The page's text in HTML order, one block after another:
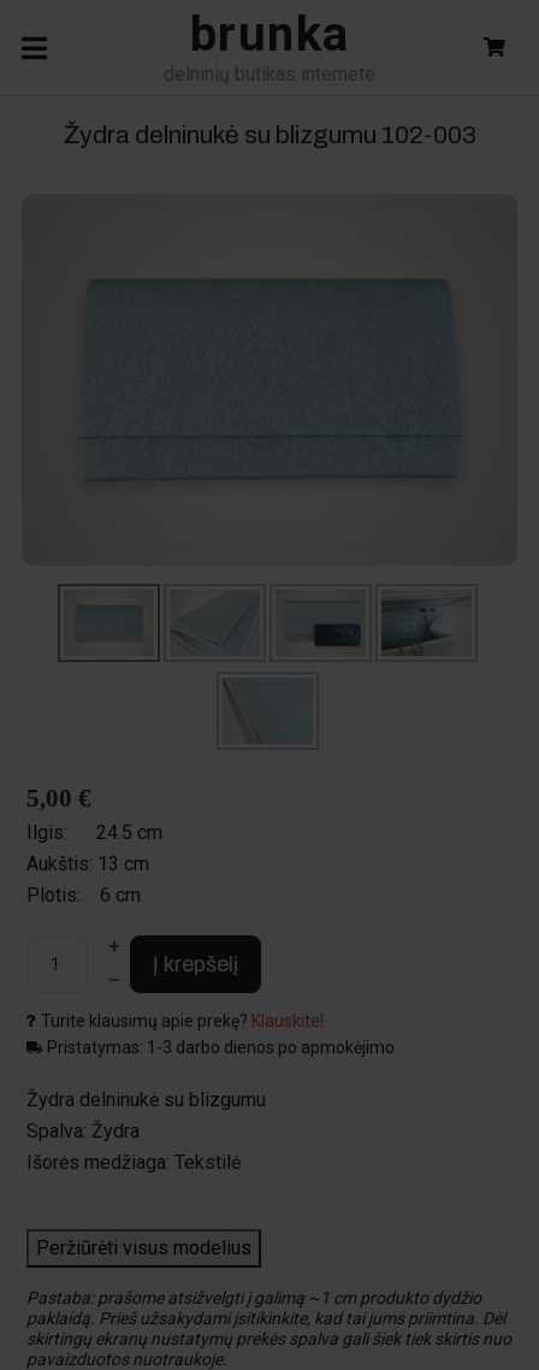
brunka
delninių butikas internete
Žydra delninukė su blizgumu 102-003
5,00 €
Ilgis:
24.5 cm
Aukštis: 13 cm
Plotis:
6 cm
+
–
Į krepšelį
Turite klausimų apie prekę? Klauskite!
Pristatymas: 1-3 darbo dienos po apmokėjimo
Žydra delninukė su blizgumu
Spalva: Žydra
Išorės medžiaga: Tekstilė
Peržiūrėti visus modelius
Pastaba: prašome atsižvelgti į galimą ~1 cm produkto dydžio
paklaidą. Prieš užsakydami įsitikinkite, kad tai jums priimtina. Dėl
skirtingų ekranų nustatymų prekės spalva gali šiek tiek skirtis nuo
pavaizduotos nuotraukoje.